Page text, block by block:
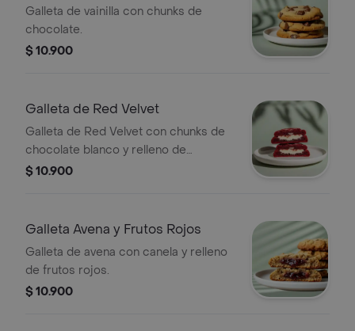
Chocolate
Galleta de vainilla con chunks de
chocolate.
$ 10.900
Galleta de Red Velvet
Galleta de Red Velvet con chunks de
chocolate blanco y relleno de
Cheesecake.
$ 10.900
Galleta Avena y Frutos Rojos
Galleta de avena con canela y relleno
de frutos rojos.
$ 10.900